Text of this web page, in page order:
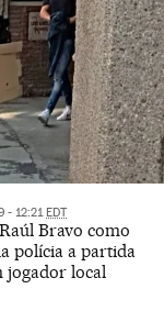
- 12:21 EDT
Bravo como
polícia a partida
jogador local